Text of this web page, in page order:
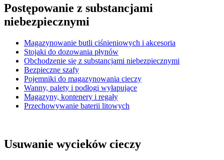
Postępowanie z substancjami
niebezpiecznymi
Magazynowanie butli ciśnieniowych i akcesoria
Stojaki do dozowania płynów
Obchodzenie się z substancjami niebezpiecznymi
Bezpieczne szafy
Pojemniki do magazynowania cieczy
Wanny, palety i podłogi wyłapujące
Magazyny, kontenery i regały
Przechowywanie baterii litowych
Usuwanie wycieków cieczy